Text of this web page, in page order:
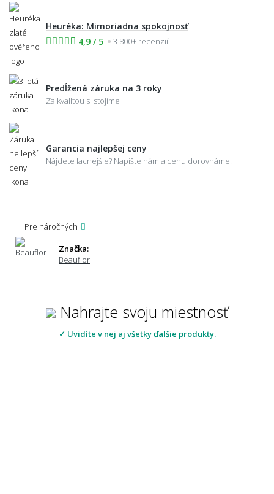
Heuréka: Mimoriadna spokojnosť
4,9 / 5
3 800+ recenzií
Predĺžená záruka na 3 roky
Za kvalitou si stojíme
Garancia najlepšej ceny
Nájdete lacnejšie? Napíšte nám a cenu dorovnáme.
Pre náročných
Značka:
Beauflor
Nahrajte svoju miestnosť
✓ Uvidíte v nej aj všetky ďalšie produkty.